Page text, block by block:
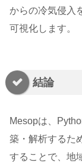
からの冷気侵入
可視化します。
結論
Mesopは、
築・解析するた
することで、地